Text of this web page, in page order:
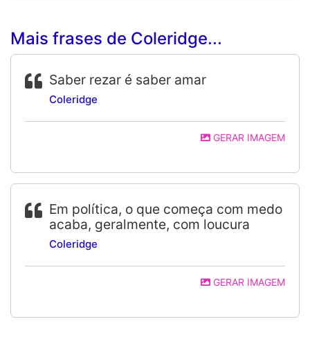
Mais frases de Coleridge...
Saber rezar é saber amar
Coleridge
GERAR IMAGEM
Em política, o que começa com medo
acaba, geralmente, com loucura
Coleridge
GERAR IMAGEM